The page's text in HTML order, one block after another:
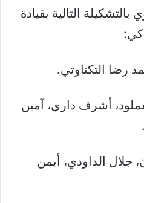
بالتشكيلة التالية بقيادة
رضا التكناوتي.
أشرف داري، آمين
الداودي، أيمن